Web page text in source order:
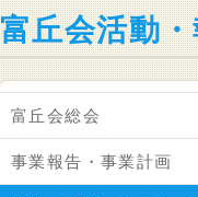
富丘会活動
富丘会総会
事業報告・事業計画